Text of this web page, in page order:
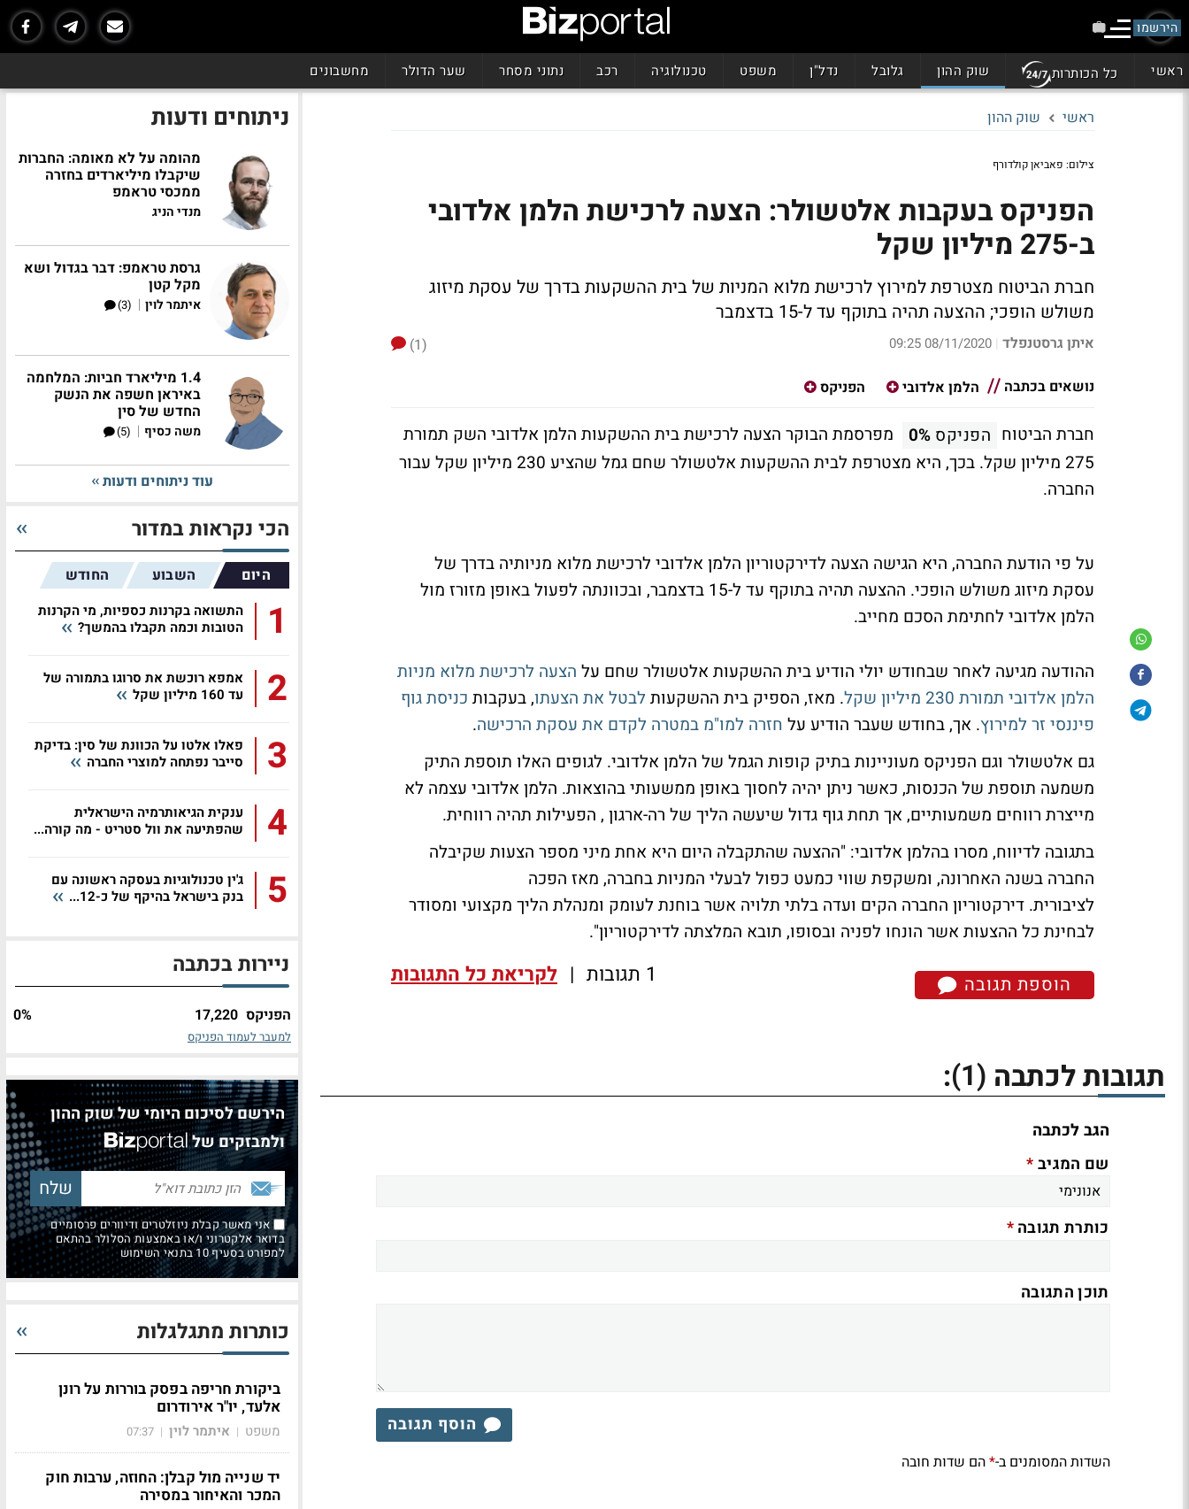
הירשמו
ראשי כל הכותרות שוק ההון גלובל נדל"ן משפט טכנולוגיה רכב נתוני מסחר שער הדולר מחשבונים
ראשי שוק ההון
צילום: פאביאן קולדורף
הפניקס בעקבות אלטשולר: הצעה לרכישת הלמן אלדובי
ב-275 מיליון שקל
חברת הביטוח מצטרפת למירוץ לרכישת מלוא המניות של בית ההשקעות בדרך של עסקת מיזוג
משולש הופכי; ההצעה תהיה בתוקף עד ל-15 בדצמבר
איתן גרסטנפלד |
08/11/2020 09:25
(1)
נושאים בכתבה
הלמן אלדובי הפניקס
חברת הביטוח הפניקס 0%
מפרסמת הבוקר הצעה לרכישת בית ההשקעות הלמן אלדובי השק תמורת
275 מיליון שקל. בכך, היא מצטרפת לבית ההשקעות אלטשולר שחם גמל שהציע 230 מיליון שקל עבור
החברה.
על פי הודעת החברה, היא הגישה הצעה לדירקטוריון הלמן אלדובי לרכישת מלוא מניותיה בדרך של
עסקת מיזוג משולש הופכי. ההצעה תהיה בתוקף עד ל-15 בדצמבר, ובכוונתה לפעול באופן מזורז מול
הלמן אלדובי לחתימת הסכם מחייב.
ההודעה מגיעה לאחר שבחודש יולי הודיע בית ההשקעות אלטשולר שחם על הצעה לרכישת מלוא מניות
הלמן אלדובי תמורת 230 מיליון שקל
. מאז, הספיק בית ההשקעות לבטל את הצעתו, בעקבות כניסת גוף
פיננסי זר למירוץ. אך, בחודש שעבר הודיע על חזרה למו"מ במטרה לקדם את עסקת הרכישה.
גם אלטשולר וגם הפניקס מעוניינות בתיק קופות הגמל של הלמן אלדובי. לגופים האלו תוספת התיק
משמעה תוספת של הכנסות, כאשר ניתן יהיה לחסוך באופן ממשעותי בהוצאות. הלמן אלדובי עצמה לא
מייצרת רווחים משמעותיים, אך תחת גוף גדול שיעשה הליך של רה-ארגון , הפעילות תהיה רווחית.
בתגובה לדיווח, מסרו בהלמן אלדובי: "ההצעה שהתקבלה היום היא אחת מיני מספר הצעות שקיבלה
החברה בשנה האחרונה, ומשקפת שווי כמעט כפול לבעלי המניות בחברה, מאז הפכה
לציבורית. דירקטוריון החברה הקים ועדה בלתי תלויה אשר בוחנת לעומק ומנהלת הליך מקצועי ומסודר
לבחינת כל ההצעות אשר הונחו לפניה ובסופו, תובא המלצתה לדירקטוריון".
הוספת תגובה 1 תגובות | לקריאת כל התגובות
תגובות לכתבה (1)
:
הגב לכתבה
שם המגיב*
כותרת תגובה*
תוכן התגובה
הוסף תגובה
השדות המסומנים ב-*הם שדות חובה
ניתוחים ודעות
מהומה על לא מאומה: החברות
שיקבלו מיליארדים בחזרה
ממכסי טראמפ
מנדי הניג
גרסת טראמפ: דבר בגדול ושא
מקל קטן
איתמר לוין |
(3)
1.4 מיליארד חביות: המלחמה
באיראן חשפה את הנשק
החדש של סין
משה כסיף |
(5)
עוד ניתוחים ודעות
הכי נקראות במדור
היום השבוע החודש
1
התשואה בקרנות כספיות, מי הקרנות
הטובות וכמה תקבלו בהמשך?
2
אמפא רוכשת את סרוגו בתמורה של
עד 160 מיליון שקל
3
פאלו אלטו על הכוונת של סין: בדיקת
סייבר נפתחה למוצרי החברה
4
ענקית הגיאותרמיה הישראלית
שהפתיעה את וול סטריט - מה קורה...
5
ג'ין טכנולוגיות בעסקה ראשונה עם
בנק בישראל בהיקף של כ-12...
ניירות בכתבה
הפניקס 17,220
0%
למעבר לעמוד הפניקס
הירשם לסיכום היומי של שוק ההון
ולמבזקים של
אני מאשר קבלת ניוזלטרים ודיוורים פרסומיים
בדואר אלקטרוני ו/או באמצעות הסלולר בהתאם
למפורט בסעיף 10 בתנאי השימוש
כותרות מתגלגלות
ביקורת חריפה בפסק בוררות על רונן
אלעד, יו"ר אירודרום
משפט | איתמר לוין |
07:37
יד שנייה מול קבלן: החוזה, ערבות חוק
המכר והאיחור במסירה